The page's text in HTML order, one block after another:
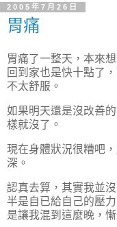
2005年7月26日
胃痛
胃痛了一整天，本來
回到家也是快十點了
不太舒服。
如果明天還是沒改善
樣就沒了。
現在身體狀況很糟吧
深。
認真去算，其實我並
半是自已給自己的壓
是讓我混到這麼晚，慚